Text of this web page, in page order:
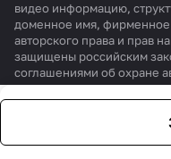
видео информацию,
доменное имя, фирменное
авторского права и прав
защищены российским
соглашениями об охране